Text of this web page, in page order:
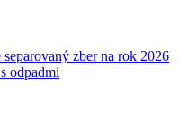
zber na rok 2026
odpadmi